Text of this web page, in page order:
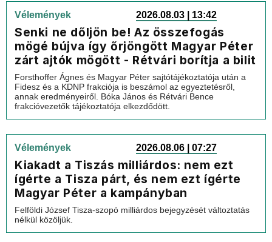
Vélemények 2026.08.03 | 13:42
Senki ne dőljön be! Az összefogás
mögé bújva így őrjöngött Magyar Péter
zárt ajtók mögött - Rétvári borítja a bilit
Forsthoffer Ágnes és Magyar Péter sajtótájékoztatója után a
Fidesz és a KDNP frakciója is beszámol az egyeztetésről,
annak eredményeiről. Bóka János és Rétvári Bence
frakcióvezetők tájékoztatója elkezdődött.
Vélemények 2026.08.06 | 07:27
Kiakadt a Tiszás milliárdos: nem ezt
ígérte a Tisza párt, és nem ezt ígérte
Magyar Péter a kampányban
Felföldi József Tisza-szopó milliárdos bejegyzését változtatás
nélkül közöljük.